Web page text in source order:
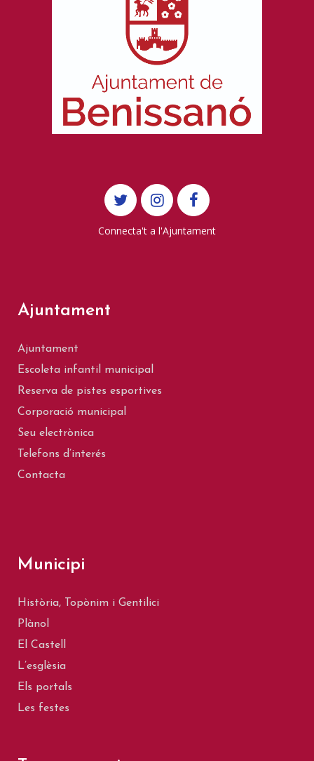
Connecta't a l'Ajuntament
Ajuntament
Ajuntament
Escoleta infantil municipal
Reserva de pistes esportives
Corporació municipal
Seu electrònica
Telefons d’interés
Contacta
Municipi
Història, Topònim i Gentilici
Plànol
El Castell
L’esglèsia
Els portals
Les festes